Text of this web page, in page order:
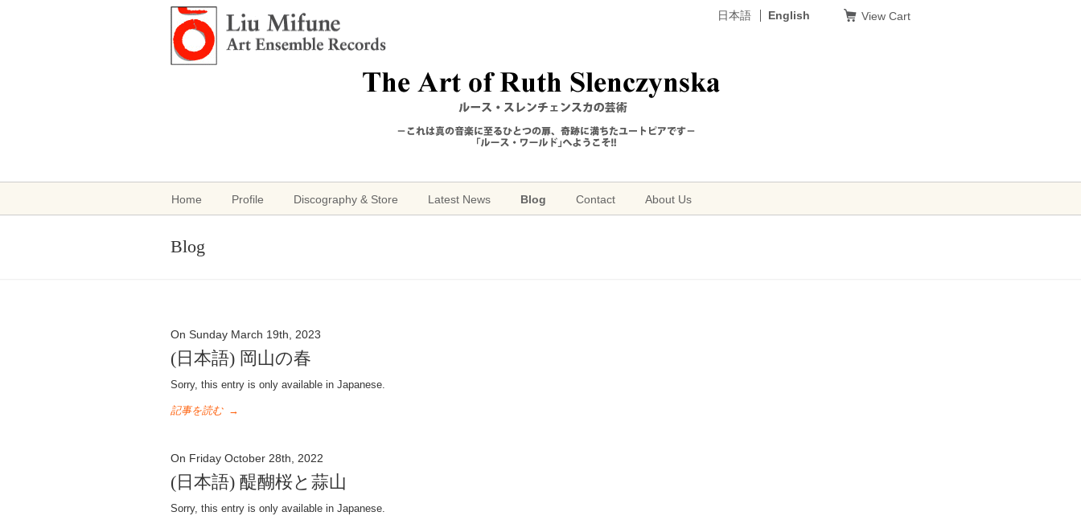
日本語 English View Cart
Home Profile Discography & Store Latest News Blog Contact About Us
Blog
On Sunday March 19th, 2023
(日本語) 岡山の春
Sorry, this entry is only available in Japanese.
記事を読む →
On Friday October 28th, 2022
(日本語) 醍醐桜と蒜山
Sorry, this entry is only available in Japanese.